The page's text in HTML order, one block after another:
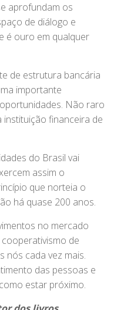
aprofundam os
de diálogo e
é ouro em qualquer
de estrutura bancária
importante
Não raro
financeira de
do Brasil vai
assim o
que norteia o
há quase 200 anos.
no mercado
de
nós cada vez mais.
das pessoas e
estar próximo.